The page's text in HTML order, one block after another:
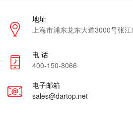
地址
上海市浦东龙东大道3000号张
电 话
400-150-8066
电子邮箱
sales@dartop.net